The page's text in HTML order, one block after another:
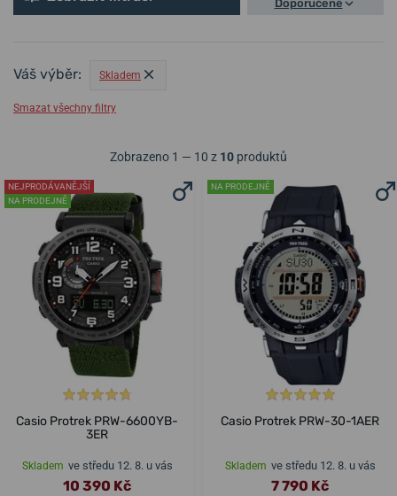
Doporučené
Váš výběr: Skladem
Smazat všechny filtry
Zobrazeno 1 — 10 z 10 produktů
NEJPRODÁVANĚJŠÍ
NA PRODEJNĚ
Casio Protrek PRW-6600YB-
3ER
Skladem ve středu 12. 8. u vás
10 390 Kč
NA PRODEJNĚ
Casio Protrek PRW-30-1AER
Skladem ve středu 12. 8. u vás
7 790 Kč